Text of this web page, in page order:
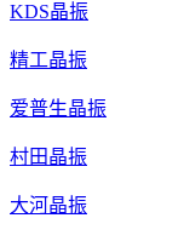
KDS晶振
精工晶振
爱普生晶振
村田晶振
大河晶振